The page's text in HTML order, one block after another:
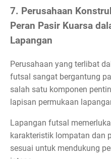
7. Perusahaan
Peran Pasir Kuarsa
Lapangan
Perusahaan yang terlibat
futsal sangat bergantung
salah satu komponen
lapisan permukaan
Lapangan futsal
karakteristik lompatan dan
sesuai untuk mendukung